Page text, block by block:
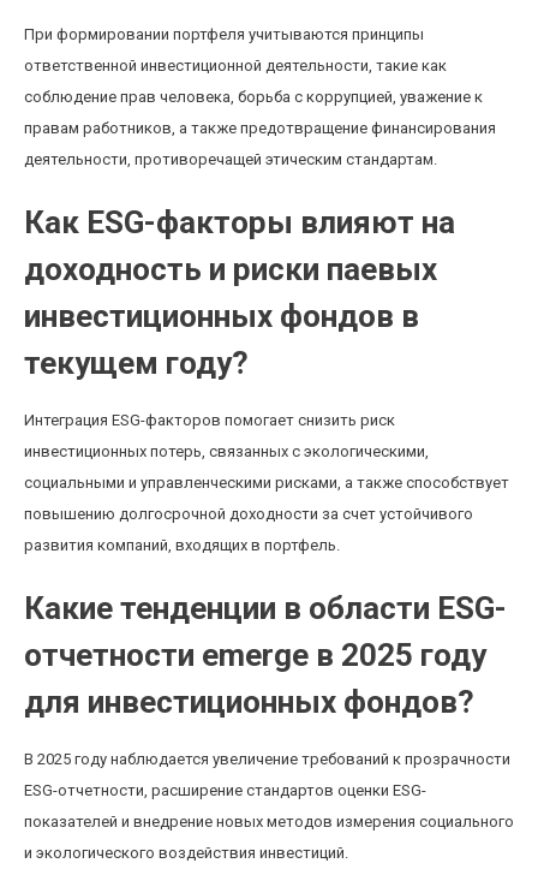
При формировании портфеля учитываются принципы
ответственной инвестиционной деятельности, такие как
соблюдение прав человека, борьба с коррупцией, уважение к
правам работников, а также предотвращение финансирования
деятельности, противоречащей этическим стандартам.
Как ESG-факторы влияют на
доходность и риски паевых
инвестиционных фондов в
текущем году?
Интеграция ESG-факторов помогает снизить риск
инвестиционных потерь, связанных с экологическими,
социальными и управленческими рисками, а также способствует
повышению долгосрочной доходности за счет устойчивого
развития компаний, входящих в портфель.
Какие тенденции в области ESG-
отчетности emerge в 2025 году
для инвестиционных фондов?
В 2025 году наблюдается увеличение требований к прозрачности
ESG-отчетности, расширение стандартов оценки ESG-
показателей и внедрение новых методов измерения социального
и экологического воздействия инвестиций.